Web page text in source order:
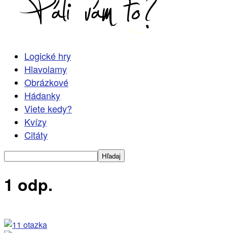
Logické hry
Hlavolamy
Obrázkové
Hádanky
Viete kedy?
Kvízy
Citáty
1 odp.